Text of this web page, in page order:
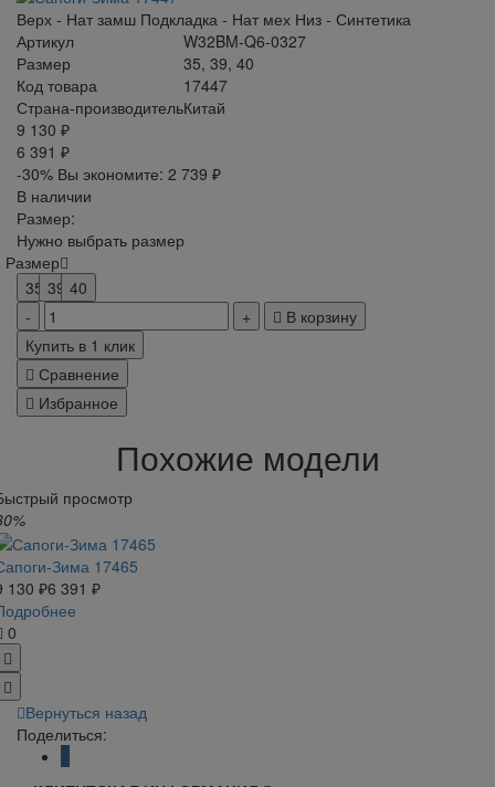
Верх - Нат замш Подкладка - Нат мех Низ - Синтетика
Артикул
W32BM-Q6-0327
Размер
35, 39, 40
Код товара
17447
Страна-производительКитай
9 130 ₽
6 391 ₽
-30% Вы экономите: 2 739 ₽
В наличии
Размер:
Нужно выбрать размер
Размер
35 39 40
В корзину
Купить в 1 клик
Сравнение
Избранное
Похожие модели
просмотр
Зима 17465
130 ₽6 391 ₽
0
Вернуться назад
Поделиться: